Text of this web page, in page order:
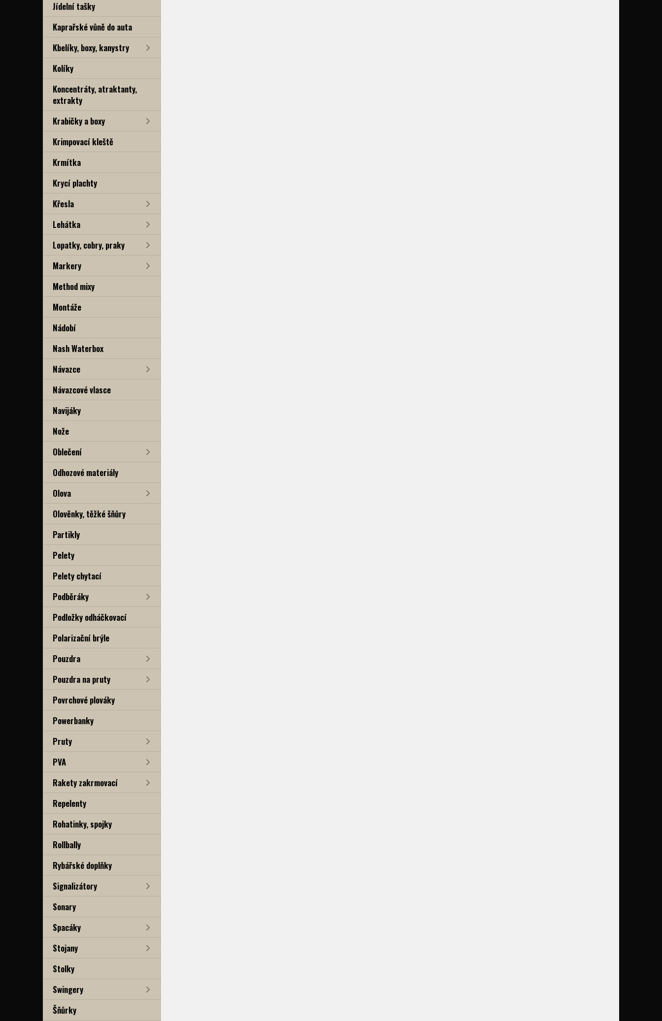
Jídelní tašky
Kaprařské vůně do auta
Kbelíky, boxy, kanystry
Kolíky
Koncentráty, atraktanty,
extrakty
Krabičky a boxy
Krimpovací kleště
Krmítka
Krycí plachty
Křesla
Lehátka
Lopatky, cobry, praky
Markery
Method mixy
Montáže
Nádobí
Nash Waterbox
Návazce
Návazcové vlasce
Navijáky
Nože
Oblečení
Odhozové materiály
Olova
Olověnky, těžké šňůry
Partikly
Pelety
Pelety chytací
Podběráky
Podložky odháčkovací
Polarizační brýle
Pouzdra
Pouzdra na pruty
Povrchové plováky
Powerbanky
Pruty
PVA
Rakety zakrmovací
Repelenty
Rohatinky, spojky
Rollbally
Rybářské doplňky
Signalizátory
Sonary
Spacáky
Stojany
Stolky
Swingery
Šňůrky